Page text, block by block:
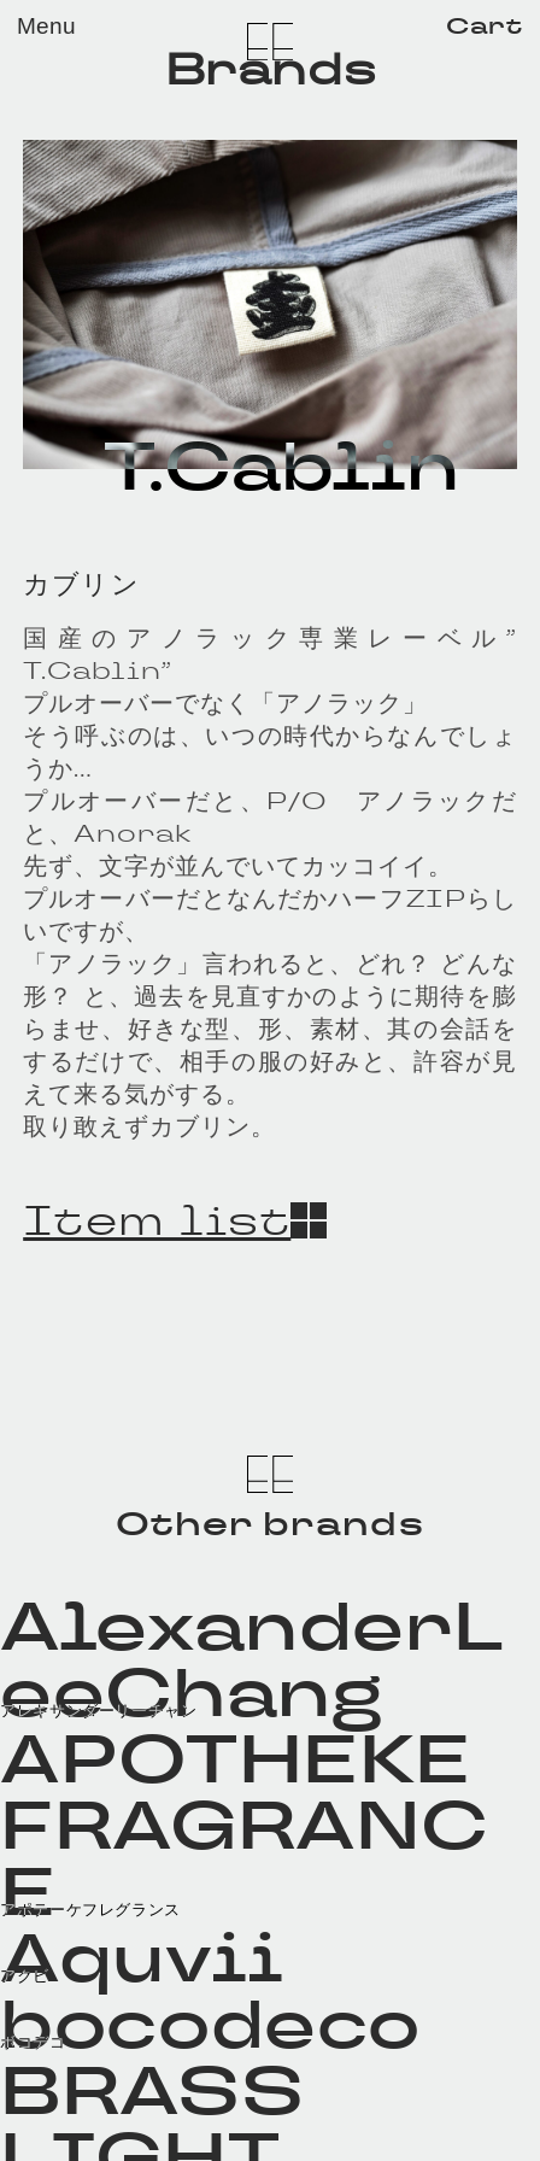
Brands
Menu Cart
T.Cablin
カブリン
国産のアノラック専業レーベル”
T.Cablin”
プルオーバーでなく「アノラック」
そう呼ぶのは、いつの時代からなんでしょ
うか…
プルオーバーだと、P/O アノラックだ
と、Anorak
先ず、文字が並んでいてカッコイイ。
プルオーバーだとなんだかハーフZIPらし
いですが、
「アノラック」言われると、どれ？ どんな
形？ と、過去を見直すかのように期待を膨
らませ、好きな型、形、素材、其の会話を
するだけで、相手の服の好みと、許容が見
えて来る気がする。
取り敢えずカブリン。
Item list
Other brands
AlexanderL
eeChang
アレキサンダーリーチャン
APOTHEKE
FRAGRANC
E
アポテーケフレグランス
Aquvii
アクビ
bocodeco
ボコデコ
BRASS